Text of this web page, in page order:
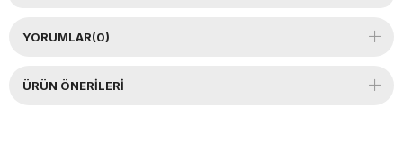
YORUMLAR(0)
ÜRÜN ÖNERILERI